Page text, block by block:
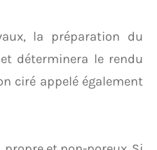
la préparation du
déterminera le rendu
ciré appelé également